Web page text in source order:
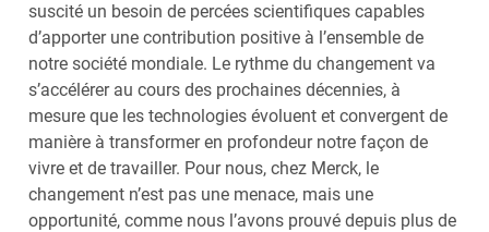
suscité un besoin de percées scientifiques capables
d’apporter une contribution positive à l’ensemble de
notre société mondiale. Le rythme du changement va
s’accélérer au cours des prochaines décennies, à
mesure que les technologies évoluent et convergent de
manière à transformer en profondeur notre façon de
vivre et de travailler. Pour nous, chez Merck, le
changement n’est pas une menace, mais une
opportunité, comme nous l’avons prouvé depuis plus de